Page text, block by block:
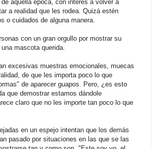
aquella época, con interés a volver a
a realidad que les rodea. Quizá estén
o cuidados de alguna manera.
con un gran orgullo por mostrar su
mascota querida.
excesivas muestras emocionales, muecas
de que les importa poco lo que
de aparecer guapos. Pero, ¿es esto
que demostrar estamos dándole
claro que no les importe tan poco lo que
en un espejo intentan que los demás
pasado por situaciones en las que se las